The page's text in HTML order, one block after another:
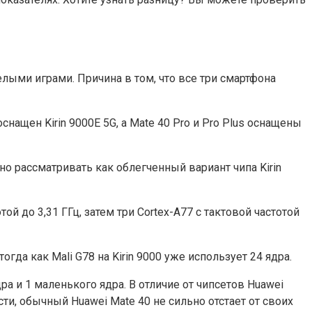
играми. Причина в том, что все три смартфона
Kirin 9000E 5G, а Mate 40 Pro и Pro Plus оснащены
рассматривать как облегченный вариант чипа Kirin
до 3,31 ГГц, затем три Cortex-A77 с тактовой частотой
как Mali G78 на Kirin 9000 уже использует 24 ядра.
и 1 маленького ядра. В отличие от чипсетов Huawei
обычный Huawei Mate 40 не сильно отстает от своих